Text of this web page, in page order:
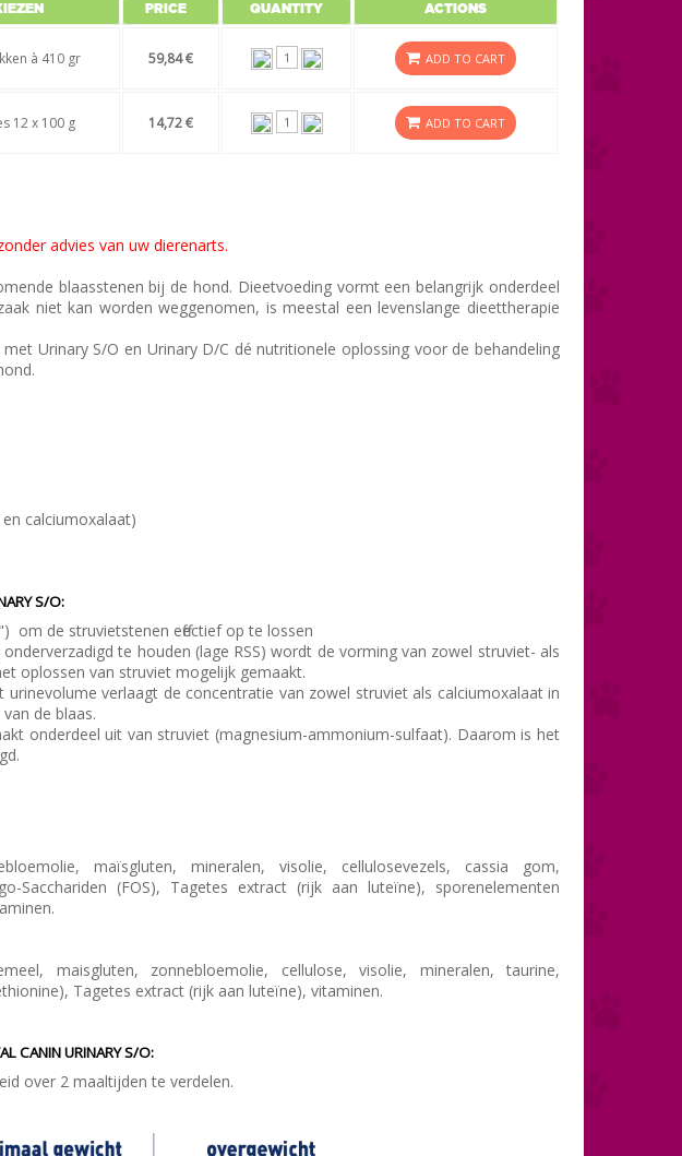
PRICE QUANTITY ACTIONS
à 410 gr 59,84 € ADD TO CART
12 x 100 g 14,72 € ADD TO CART
advies van uw dierenarts.
blaasstenen bij de hond. Dieetvoeding vormt een belangrijk onderdeel
niet kan worden weggenomen, is meestal een levenslange dieettherapie
Urinary S/O en Urinary D/C dé nutritionele oplossing voor de behandeling
calciumoxalaat)
S/O:
om de struvietstenen effectief op te lossen
te houden (lage RSS) wordt de vorming van zowel struviet- als
oplossen van struviet mogelijk gemaakt.
urinevolume verlaagt de concentratie van zowel struviet als calciumoxalaat in
de blaas.
onderdeel uit van struviet (magnesium-ammonium-sulfaat). Daarom is het
maïsgluten, mineralen, visolie, cellulosevezels, cassia gom,
Sacchariden (FOS), Tagetes extract (rijk aan luteïne), sporenelementen
maisgluten, zonnebloemolie, cellulose, visolie, mineralen, taurine,
Tagetes extract (rijk aan luteïne), vitaminen.
CANIN URINARY S/O:
over 2 maaltijden te verdelen.